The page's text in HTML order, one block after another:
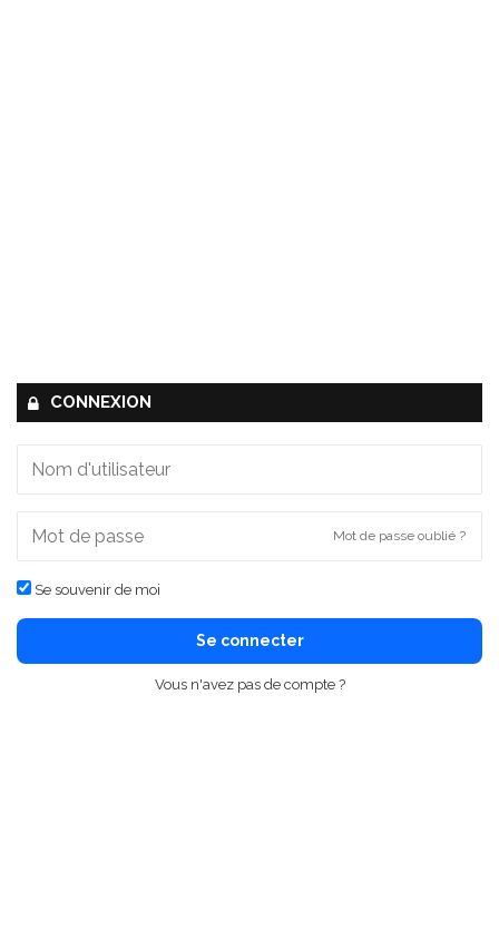
CONNEXION
Mot de passe oublié ?
Se souvenir de moi
Se connecter
Vous n'avez pas de compte ?